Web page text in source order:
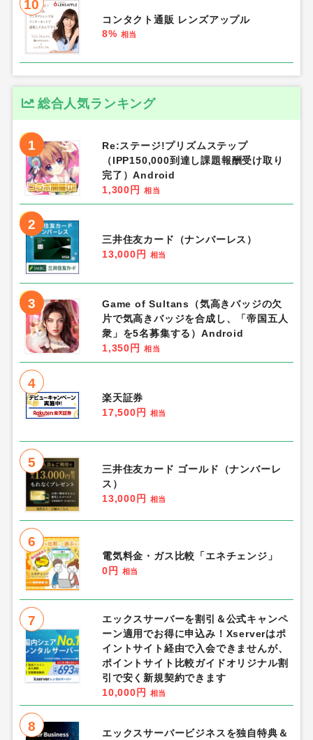
10
コンタクト通販 レンズアップル
8% 相当
総合人気ランキング
1
Re:ステージ!プリズムステップ
（IPP150,000到達し課題報酬受け取り
完了）Android
1,300円
相当
2
三井住友カード（ナンバーレス）
13,000円
相当
3
Game of Sultans（気高きバッジの欠
片で気高きバッジを合成し、「帝国五人
衆」を5名募集する）Android
1,350円
相当
4
楽天証券
17,500円
相当
5
三井住友カード ゴールド（ナンバーレ
ス）
13,000円
相当
6
電気料金・ガス比較「エネチェンジ」
0円
相当
7
エックスサーバーを割引＆公式キャンペ
ーン適用でお得に申込み！Xserverはポ
イントサイト経由で入会できませんが、
ポイントサイト比較ガイドオリジナル割
引で安く新規契約できます
10,000円
相当
8
エックスサーバービジネスを独自特典＆